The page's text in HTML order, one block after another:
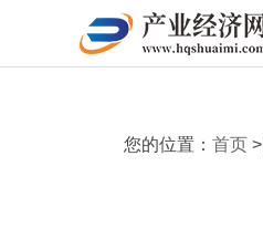
您的位置： 首页 >